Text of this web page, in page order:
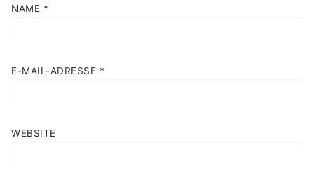
NAME *
E-MAIL-ADRESSE *
WEBSITE